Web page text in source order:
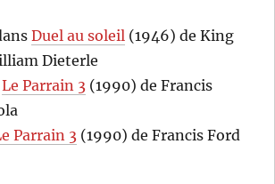
Duel au soleil (1946) de King
Dieterle
Le Parrain 3 (1990) de Francis
Parrain 3 (1990) de Francis Ford